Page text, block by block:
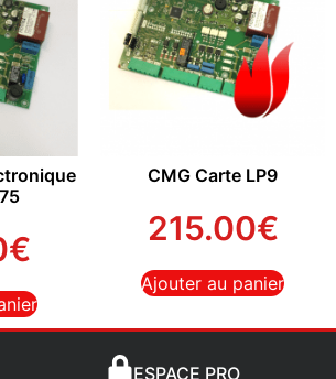
€
CMG Carte LP9
215.00€
Ajouter au panier
ESPACE PRO